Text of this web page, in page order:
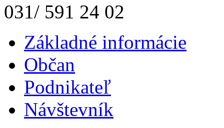
031/ 591 24 02
Základné informácie
Občan
Podnikateľ
Návštevník